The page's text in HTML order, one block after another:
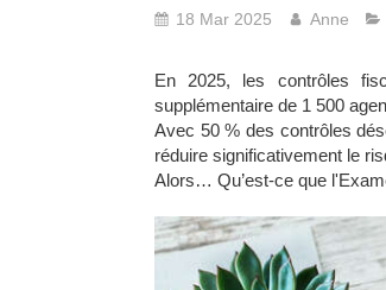
18 Mar 2025 Anne
En 2025, les contrôles
supplémentaire de 1 500
Avec 50 % des contrôles
réduire significativement le
Alors… Qu’est-ce que